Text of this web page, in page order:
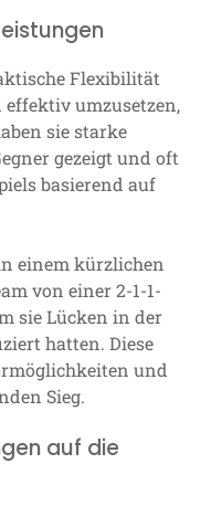
Flexibilität
umzusetzen,
sie starke
gezeigt und oft
basierend auf
einem kürzlichen
von einer 2-1-1-
sie Lücken in der
hatten. Diese
und
Sieg.
auf die